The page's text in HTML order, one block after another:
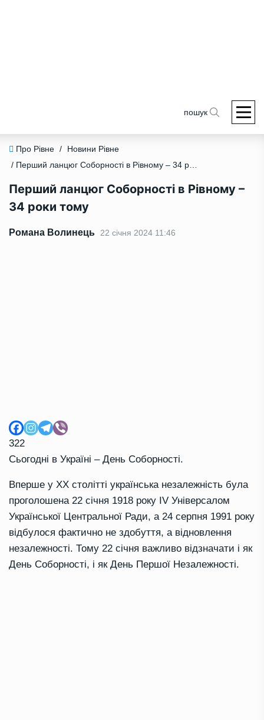
пошук
Про Рівне /
Новини Рівне
/ Перший ланцюг Соборності в Рівному – 34 роки тому
Перший ланцюг Соборності в Рівному –
34 роки тому
Романа Волинець 22 січня 2024 11:46
322
Сьогодні в Україні – День Соборності.
Вперше у XX столітті українська незалежність була
проголошена 22 січня 1918 року IV Універсалом
Української Центральної Ради, а 24 серпня 1991 року
відбулося фактично не здобуття, а відновлення
незалежності. Тому 22 січня важливо відзначати і як
День Соборності, і як День Першої Незалежності.